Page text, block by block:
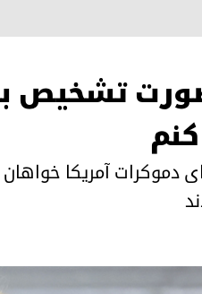
تشخیص
دموکرات آمریکا